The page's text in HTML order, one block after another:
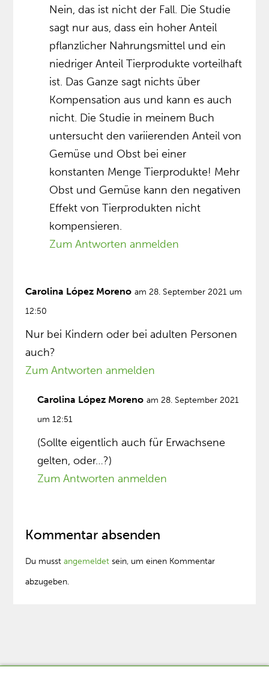
Nein, das ist nicht der Fall. Die Studie
sagt nur aus, dass ein hoher Anteil
pflanzlicher Nahrungsmittel und ein
niedriger Anteil Tierprodukte vorteilhaft
ist. Das Ganze sagt nichts über
Kompensation aus und kann es auch
nicht. Die Studie in meinem Buch
untersucht den variierenden Anteil von
Gemüse und Obst bei einer
konstanten Menge Tierprodukte! Mehr
Obst und Gemüse kann den negativen
Effekt von Tierprodukten nicht
kompensieren.
Zum Antworten anmelden
Carolina López Moreno am 28. September 2021 um
12:50
Nur bei Kindern oder bei adulten Personen
auch?
Zum Antworten anmelden
Carolina López Moreno am 28. September 2021
um 12:51
(Sollte eigentlich auch für Erwachsene
gelten, oder…?)
Zum Antworten anmelden
Kommentar absenden
Du musstangemeldet sein, um einen Kommentar
abzugeben.